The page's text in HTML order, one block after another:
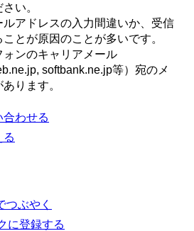
い。
アドレスの入力間違いか、受信
とが原因のことが多いです。
ォンのキャリアメール
softbank.ne.jp等）宛のメ
ります。
合わせる
る
つぶやく
に登録する